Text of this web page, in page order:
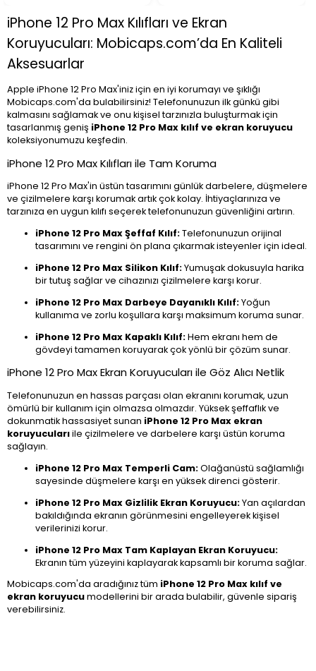
iPhone 12 Pro Max Kılıfları ve Ekran
Koruyucuları: Mobicaps.com’da En Kaliteli
Aksesuarlar
Apple iPhone 12 Pro Max'iniz için en iyi korumayı ve şıklığı
Mobicaps.com'da bulabilirsiniz! Telefonunuzun ilk günkü gibi
kalmasını sağlamak ve onu kişisel tarzınızla buluşturmak için
tasarlanmış geniş iPhone 12 Pro Max kılıf ve ekran koruyucu
koleksiyonumuzu keşfedin.
iPhone 12 Pro Max Kılıfları ile Tam Koruma
iPhone 12 Pro Max'in üstün tasarımını günlük darbelere, düşmelere
ve çizilmelere karşı korumak artık çok kolay. İhtiyaçlarınıza ve
tarzınıza en uygun kılıfı seçerek telefonunuzun güvenliğini artırın.
iPhone 12 Pro Max Şeffaf Kılıf:Telefonunuzun orijinal
tasarımını ve rengini ön plana çıkarmak isteyenler için ideal.
iPhone 12 Pro Max Silikon Kılıf:Yumuşak dokusuyla harika
bir tutuş sağlar ve cihazınızı çizilmelere karşı korur.
iPhone 12 Pro Max Darbeye Dayanıklı Kılıf:Yoğun
kullanıma ve zorlu koşullara karşı maksimum koruma sunar.
iPhone 12 Pro Max Kapaklı Kılıf:Hem ekranı hem de
gövdeyi tamamen koruyarak çok yönlü bir çözüm sunar.
iPhone 12 Pro Max Ekran Koruyucuları ile Göz Alıcı Netlik
Telefonunuzun en hassas parçası olan ekranını korumak, uzun
ömürlü bir kullanım için olmazsa olmazdır. Yüksek şeffaflık ve
dokunmatik hassasiyet sunan iPhone 12 Pro Max ekran
koruyucularıile çizilmelere ve darbelere karşı üstün koruma
sağlayın.
iPhone 12 Pro Max Temperli Cam:Olağanüstü sağlamlığı
sayesinde düşmelere karşı en yüksek direnci gösterir.
iPhone 12 Pro Max Gizlilik Ekran Koruyucu:Yan açılardan
bakıldığında ekranın görünmesini engelleyerek kişisel
verilerinizi korur.
iPhone 12 Pro Max Tam Kaplayan Ekran Koruyucu:
Ekranın tüm yüzeyini kaplayarak kapsamlı bir koruma sağlar.
Mobicaps.com'da aradığınız tüm iPhone 12 Pro Max kılıf ve
ekran koruyucumodellerini bir arada bulabilir, güvenle sipariş
verebilirsiniz.